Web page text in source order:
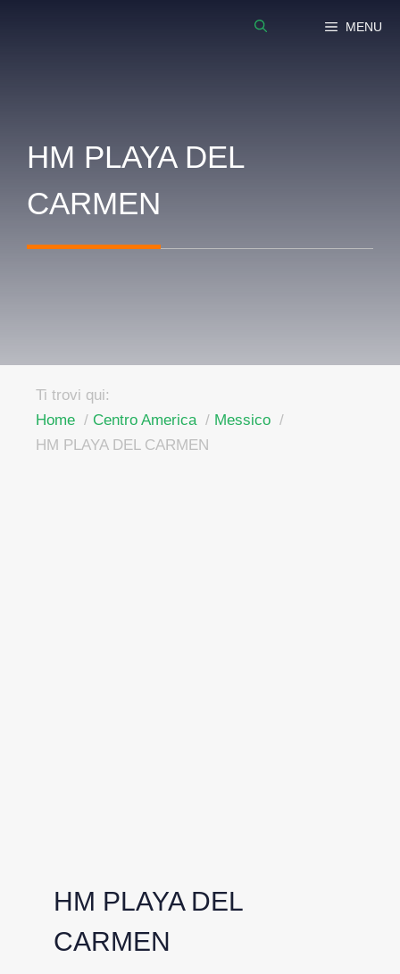
MENU
HM PLAYA DEL
CARMEN
Ti trovi qui:
Home
Centro America
Messico
HM PLAYA DEL CARMEN
HM PLAYA DEL
CARMEN